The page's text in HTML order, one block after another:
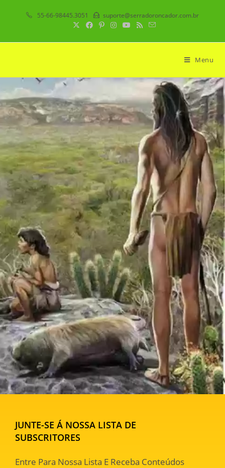
55-66-98445.3051 suporte@serradoroncador.com.br
Menu
JUNTE-SE Á NOSSA LISTA DE
SUBSCRITORES
Entre Para Nossa Lista E Receba Conteúdos